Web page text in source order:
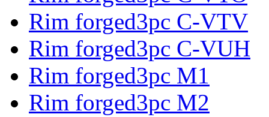
Rim forged3pc C-VTV
Rim forged3pc C-VUH
Rim forged3pc M1
Rim forged3pc M2